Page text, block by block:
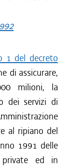
1 del decreto
di assicurare,
milioni, la
dei servizi di
al ripiano del
1991 delle
private ed in